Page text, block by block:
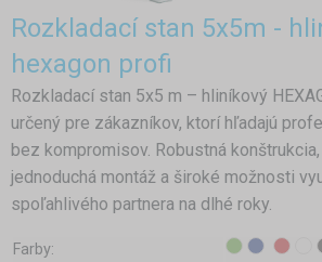
Rozkladací stan 5x5m -
hexagon profi
Rozkladací stan 5x5 m – hliníkový
určený pre zákazníkov, ktorí hľadajú
bez kompromisov. Robustná
jednoduchá montáž a široké možnosti
spoľahlivého partnera na dlhé roky.
Farby: